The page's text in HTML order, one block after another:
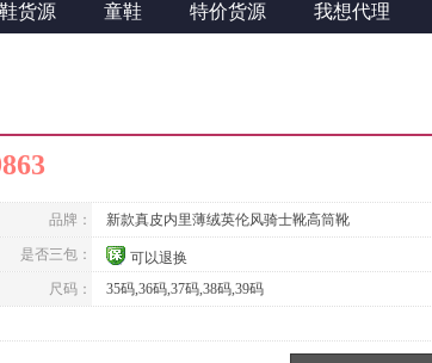
货源 童鞋 特价货源 我想代理
品牌： 新款真皮内里薄绒英伦风骑士靴高筒靴
是否三包：
可以退换
尺码： 35码,36码,37码,38码,39码